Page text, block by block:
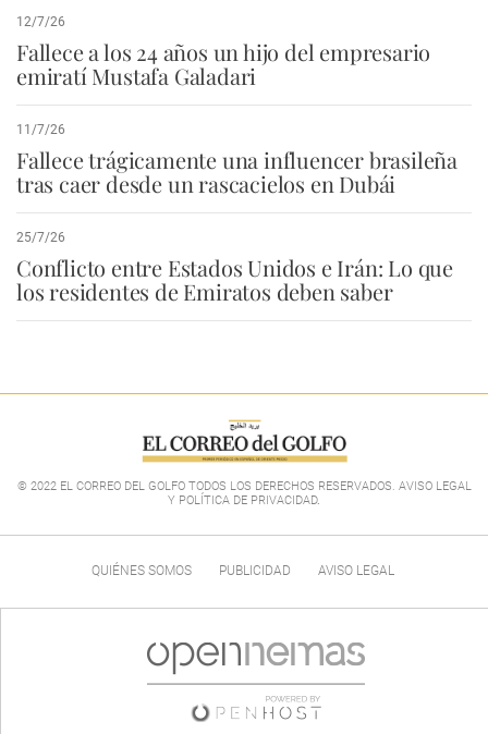
12/7/26
Fallece a los 24 años un hijo del empresario
emiratí Mustafa Galadari
11/7/26
Fallece trágicamente una influencer brasileña
tras caer desde un rascacielos en Dubái
25/7/26
Conflicto entre Estados Unidos e Irán: Lo que
los residentes de Emiratos deben saber
© 2022 EL CORREO DEL GOLFO TODOS LOS DERECHOS RESERVADOS. AVISO LEGAL
Y POLÍTICA DE PRIVACIDAD.
QUIÉNES SOMOS PUBLICIDAD AVISO LEGAL